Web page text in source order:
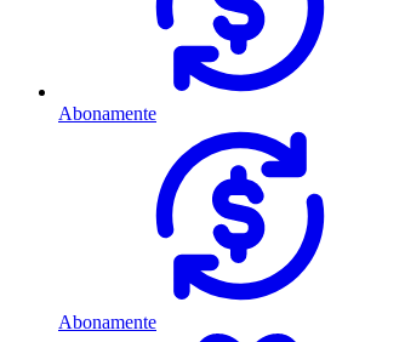
Abonamente
Abonamente